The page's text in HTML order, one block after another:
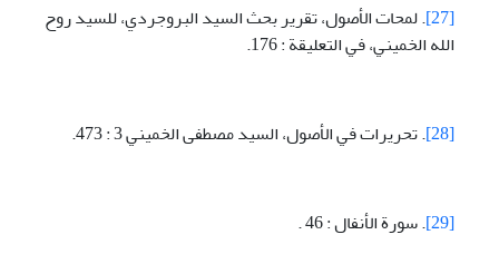
[27]
. لمحات الأصول، تقرير بحث السيد البروجردي، للسيد روح
الله الخميني، في التعليقة : 176.
[28] . تحريرات في الأصول، السيد مصطفی الخميني 3 : 473.
[29] . سورة الأنفال : 46 .